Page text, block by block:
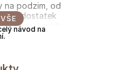
na podzim, od
dostatek
prvních
uchovávejte
návod na